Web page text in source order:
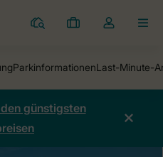
Ferienparks
Meine
Dropdown-
öffnen
günstigsten